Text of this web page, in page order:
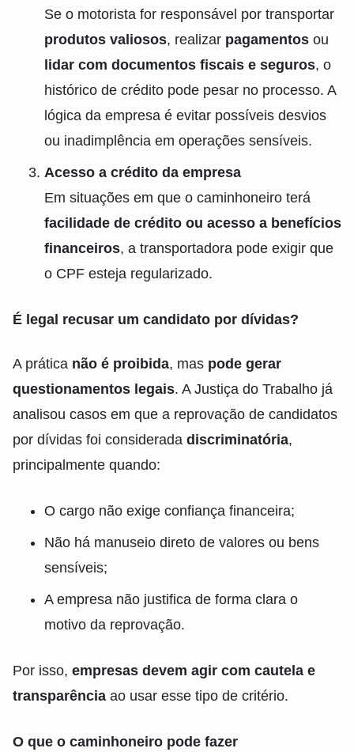
Se o motorista for responsável por transportar
produtos valiosos, realizar pagamentos ou
lidar com documentos fiscais e seguros, o
histórico de crédito pode pesar no processo. A
lógica da empresa é evitar possíveis desvios
ou inadimplência em operações sensíveis.
Acesso a crédito da empresa
Em situações em que o caminhoneiro terá
facilidade de crédito ou acesso a benefícios
financeiros, a transportadora pode exigir que
o CPF esteja regularizado.
É legal recusar um candidato por dívidas?
A prática não é proibida, mas pode gerar
questionamentos legais. A Justiça do Trabalho já
analisou casos em que a reprovação de candidatos
por dívidas foi considerada discriminatória,
principalmente quando:
O cargo não exige confiança financeira;
Não há manuseio direto de valores ou bens
sensíveis;
A empresa não justifica de forma clara o
motivo da reprovação.
Por isso, empresas devem agir com cautela e
transparência ao usar esse tipo de critério.
O que o caminhoneiro pode fazer